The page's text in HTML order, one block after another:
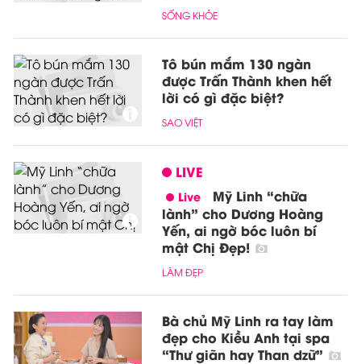
SỐNG KHỎE
Tô bún mắm 130 ngàn
được Trấn Thành khen hết
lời có gì đặc biệt?
SAO VIỆT
LIVE
Mỹ Linh “chữa
lành” cho Dương Hoàng
Yến, ai ngờ bóc luôn bí
mật Chị Đẹp!
LÀM ĐẸP
Bà chủ Mỹ Linh ra tay làm
đẹp cho Kiều Anh tại spa
“Thư giãn hay Than dzữ”